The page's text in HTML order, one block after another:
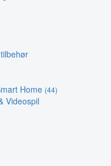
Home (44)
Videospil